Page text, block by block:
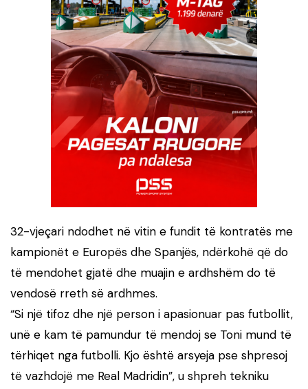
32-vjeçari ndodhet në vitin e fundit të kontratës me
kampionët e Europës dhe Spanjës, ndërkohë që do
të mendohet gjatë dhe muajin e ardhshëm do të
vendosë rreth së ardhmes.
“Si një tifoz dhe një person i apasionuar pas futbollit,
unë e kam të pamundur të mendoj se Toni mund të
tërhiqet nga futbolli. Kjo është arsyeja pse shpresoj
të vazhdojë me Real Madridin”, u shpreh tekniku